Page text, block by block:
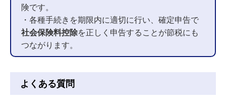
険です。
・各種手続きを期限内に適切に行い、確定申告で
社会保険料控除を正しく申告することが節税にも
つながります。
よくある質問